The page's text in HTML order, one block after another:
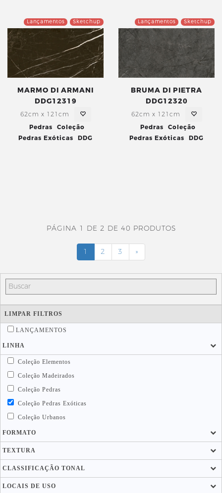
Sketchup
Lançamentos
MARMO DI ARMANI
DDG12319
62cm x 121cm
Pedras
Coleção
Pedras Exóticas
DDG
Sketchup
Lançamentos
BRUMA DI PIETRA
DDG12320
62cm x 121cm
Pedras
Coleção
Pedras Exóticas
DDG
PÁGINA 1 DE 2 DE 40 PRODUTOS
1 2 3 »
LIMPAR FILTROS
LANÇAMENTOS
LINHA
Coleção Elementos
Coleção Madeirados
Coleção Pedras
Coleção Pedras Exóticas
Coleção Urbanos
FORMATO
TEXTURA
CLASSIFICAÇÃO TONAL
LOCAIS DE USO